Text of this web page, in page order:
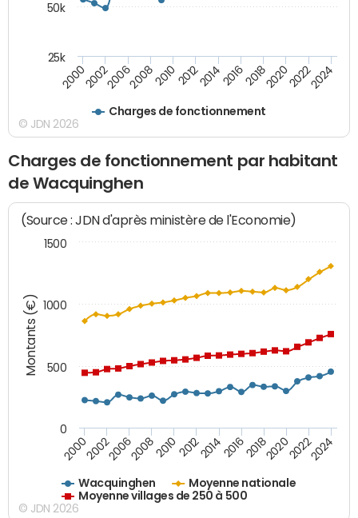
Charges de fonctionnement
200020022006200820102012201420162018202020222024
25k
50k
© JDN 2026
Charges de fonctionnement par habitant
de Wacquinghen
Montants (€)
(Source : JDN d'après ministère de l'Economie)
Wacquinghen
Moyenne nationale
Moyenne villages de 250 à 500
200020022006200820102012201420162018202020222024
0
500
1000
1500
© JDN 2026